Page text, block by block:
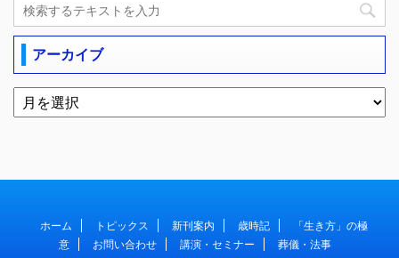
アーカイブ
ホーム トピックス 新刊案内 歳時記
「生き方」の極
意
お問い合わせ 講演・セミナー 葬儀・法事